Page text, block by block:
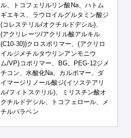
ル、トコフェリルリン酸Na、ハトム
ギエキス、ラウロイルグルタミン酸ジ
(コレステリル/オクチルドデシル)、
(アクリレーツ/アクリル酸アルキル
(C10-30))クロスポリマー、(アクリロ
イルジメチルタウリンアンモニウ
ム/VP)コポリマー、BG、PEG-12ジメ
チコン、水酸化Na、カルボマー、ダ
イマージリノール酸ジ(イソステアリ
ル/フィトステリル)、ミリスチン酸オ
クチルドデシル、トコフェロール、メ
チルパラベン